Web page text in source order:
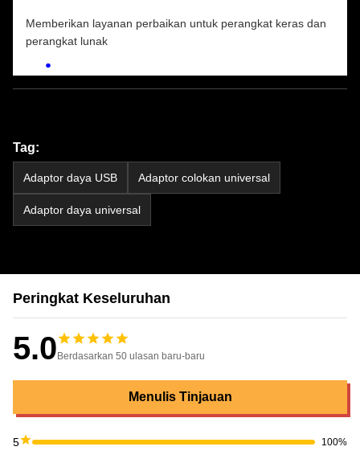
Memberikan layanan perbaikan untuk perangkat keras dan
perangkat lunak
Tag:
Adaptor daya USB Adaptor colokan universal
Adaptor daya universal
Peringkat Keseluruhan
5.0 Berdasarkan 50 ulasan baru-baru
Menulis Tinjauan
5 100%